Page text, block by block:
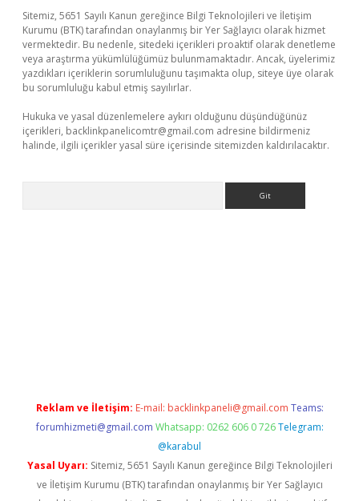
Sitemiz, 5651 Sayılı Kanun gereğince Bilgi Teknolojileri ve İletişim
Kurumu (BTK) tarafından onaylanmış bir Yer Sağlayıcı olarak hizmet
vermektedir. Bu nedenle, sitedeki içerikleri proaktif olarak denetleme
veya araştırma yükümlülüğümüz bulunmamaktadır. Ancak, üyelerimiz
yazdıkları içeriklerin sorumluluğunu taşımakta olup, siteye üye olarak
bu sorumluluğu kabul etmiş sayılırlar.
Hukuka ve yasal düzenlemelere aykırı olduğunu düşündüğünüz
içerikleri, backlinkpanelicomtr@gmail.com adresine bildirmeniz
halinde, ilgili içerikler yasal süre içerisinde sitemizden kaldırılacaktır.
Reklam ve İletişim: E-mail: backlinkpaneli@gmail.com Teams:
forumhizmeti@gmail.com Whatsapp: 0262 606 0 726 Telegram:
@karabul
Yasal Uyarı: Sitemiz, 5651 Sayılı Kanun gereğince Bilgi Teknolojileri
ve İletişim Kurumu (BTK) tarafından onaylanmış bir Yer Sağlayıcı